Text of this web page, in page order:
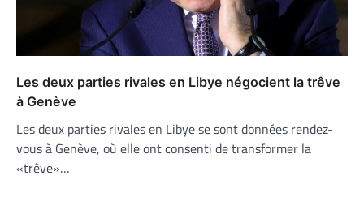
Les deux parties rivales en Libye négocient la trêve
à Genève
Les deux parties rivales en Libye se sont données rendez-
vous à Genève, où elle ont consenti de transformer la
«trêve»…